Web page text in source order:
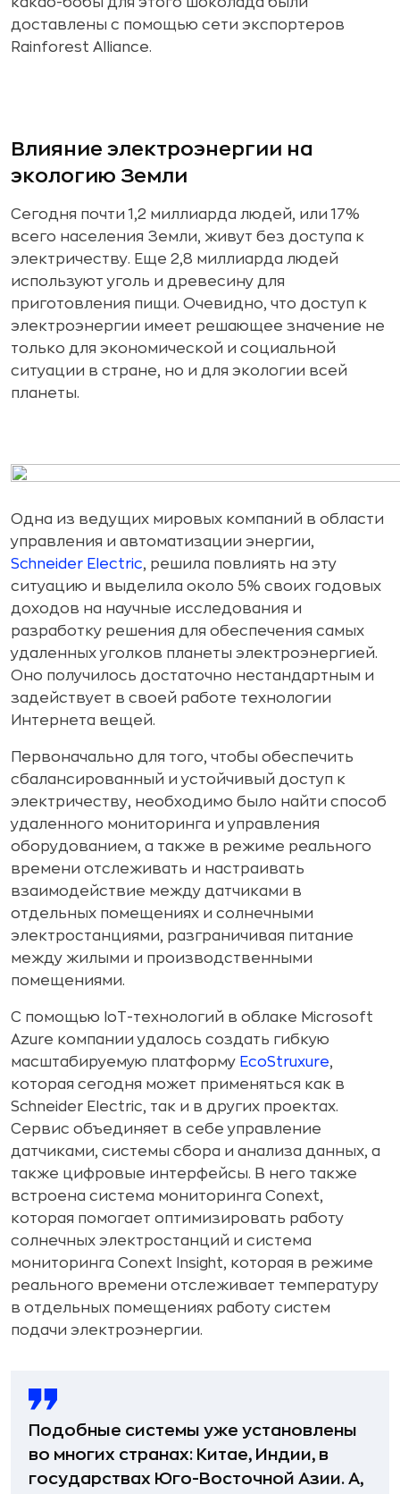
доставлены с помощью сети экспортеров
Rainforest Alliance.
Влияние электроэнергии на
экологию Земли
Сегодня почти 1,2 миллиарда людей, или 17%
всего населения Земли, живут без доступа к
электричеству. Еще 2,8 миллиарда людей
используют уголь и древесину для
приготовления пищи. Очевидно, что доступ к
электроэнергии имеет решающее значение не
только для экономической и социальной
ситуации в стране, но и для экологии всей
планеты.
Одна из ведущих мировых компаний в области
управления и автоматизации энергии,
Schneider Electric, решила повлиять на эту
ситуацию и выделила около 5% своих годовых
доходов на научные исследования и
разработку решения для обеспечения самых
удаленных уголков планеты электроэнергией.
Оно получилось достаточно нестандартным и
задействует в своей работе технологии
Интернета вещей.
Первоначально для того, чтобы обеспечить
сбалансированный и устойчивый доступ к
электричеству, необходимо было найти способ
удаленного мониторинга и управления
оборудованием, а также в режиме реального
времени отслеживать и настраивать
взаимодействие между датчиками в
отдельных помещениях и солнечными
электростанциями, разграничивая питание
между жилыми и производственными
помещениями.
С помощью IoT-технологий в облаке Microsoft
Azure компании удалось создать гибкую
масштабируемую платформу EcoStruxure,
которая сегодня может применяться как в
Schneider Electric, так и в других проектах.
Сервис объединяет в себе управление
датчиками, системы сбора и анализа данных, а
также цифровые интерфейсы. В него также
встроена система мониторинга Conext,
которая помогает оптимизировать работу
солнечных электростанций и система
мониторинга Conext Insight, которая в режиме
реального времени отслеживает температуру
в отдельных помещениях работу систем
подачи электроэнергии.
Подобные системы уже установлены
во многих странах: Китае, Индии, в
государствах Юго-Восточной Азии. А,